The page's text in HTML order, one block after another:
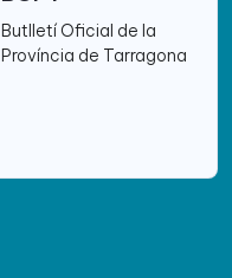
Butlletí Oficial de la
Província de Tarragona